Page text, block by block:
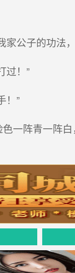
公子的功法
过！”
！”
一阵青一阵白